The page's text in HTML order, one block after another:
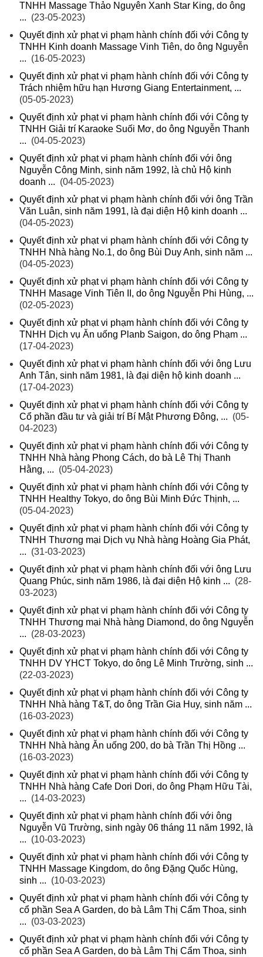
TNHH Massage Thảo Nguyên Xanh Star King, do ông
... (23-05-2023)
Quyết định xử phạt vi phạm hành chính đối với Công ty
TNHH Kinh doanh Massage Vinh Tiên, do ông Nguyễn
... (16-05-2023)
Quyết định xử phạt vi phạm hành chính đối với Công ty
Trách nhiệm hữu hạn Hương Giang Entertainment, ...
(05-05-2023)
Quyết định xử phạt vi phạm hành chính đối với Công ty
TNHH Giải trí Karaoke Suối Mơ, do ông Nguyễn Thanh
... (04-05-2023)
Quyết định xử phạt vi phạm hành chính đối với ông
Nguyễn Công Minh, sinh năm 1992, là chủ Hộ kinh
doanh ... (04-05-2023)
Quyết định xử phạt vi phạm hành chính đối với ông Trần
Văn Luân, sinh năm 1991, là đại diện Hộ kinh doanh ...
(04-05-2023)
Quyết định xử phạt vi phạm hành chính đối với Công ty
TNHH Nhà hàng No.1, do ông Bùi Duy Anh, sinh năm ...
(04-05-2023)
Quyết định xử phạt vi phạm hành chính đối với Công ty
TNHH Masage Vinh Tiên II, do ông Nguyễn Phi Hùng, ...
(02-05-2023)
Quyết định xử phạt vi phạm hành chính đối với Công ty
TNHH Dịch vụ Ăn uống Planb Saigon, do ông Phạm ...
(17-04-2023)
Quyết định xử phạt vi phạm hành chính đối với ông Lưu
Anh Tân, sinh năm 1981, là đại diện hộ kinh doanh ...
(17-04-2023)
Quyết định xử phạt vi phạm hành chính đối với Công ty
Cổ phần đầu tư và giải trí Bí Mật Phương Đông, ... (05-
04-2023)
Quyết định xử phạt vi phạm hành chính đối với Công ty
TNHH Nhà hàng Phong Cách, do bà Lê Thị Thanh
Hằng, ... (05-04-2023)
Quyết định xử phạt vi phạm hành chính đối với Công ty
TNHH Healthy Tokyo, do ông Bùi Minh Đức Thịnh, ...
(05-04-2023)
Quyết định xử phạt vi phạm hành chính đối với Công ty
TNHH Thương mại Dịch vụ Nhà hàng Hoàng Gia Phát,
... (31-03-2023)
Quyết định xử phạt vi phạm hành chính đối với ông Lưu
Quang Phúc, sinh năm 1986, là đại diện Hộ kinh ... (28-
03-2023)
Quyết định xử phạt vi phạm hành chính đối với Công ty
TNHH Thương mại Nhà hàng Diamond, do ông Nguyễn
... (28-03-2023)
Quyết định xử phạt vi phạm hành chính đối với Công ty
TNHH DV YHCT Tokyo, do ông Lê Minh Trường, sinh ...
(22-03-2023)
Quyết định xử phạt vi phạm hành chính đối với Công ty
TNHH Nhà hàng T&T, do ông Trần Gia Huy, sinh năm ...
(16-03-2023)
Quyết định xử phạt vi phạm hành chính đối với Công ty
TNHH Nhà hàng Ăn uống 200, do bà Trần Thị Hồng ...
(16-03-2023)
Quyết định xử phạt vi phạm hành chính đối với Công ty
TNHH Nhà hàng Cafe Dori Dori, do ông Phạm Hữu Tài,
... (14-03-2023)
Quyết định xử phạt vi phạm hành chính đối với ông
Nguyễn Vũ Trường, sinh ngày 06 tháng 11 năm 1992, là
... (10-03-2023)
Quyết định xử phạt vi phạm hành chính đối với Công ty
TNHH Massage Kingdom, do ông Đặng Quốc Hùng,
sinh ... (10-03-2023)
Quyết định xử phạt vi phạm hành chính đối với Công ty
cổ phần Sea A Garden, do bà Lâm Thị Cẩm Thoa, sinh
... (03-03-2023)
Quyết định xử phạt vi phạm hành chính đối với Công ty
cổ phần Sea A Garden, do bà Lâm Thị Cẩm Thoa, sinh